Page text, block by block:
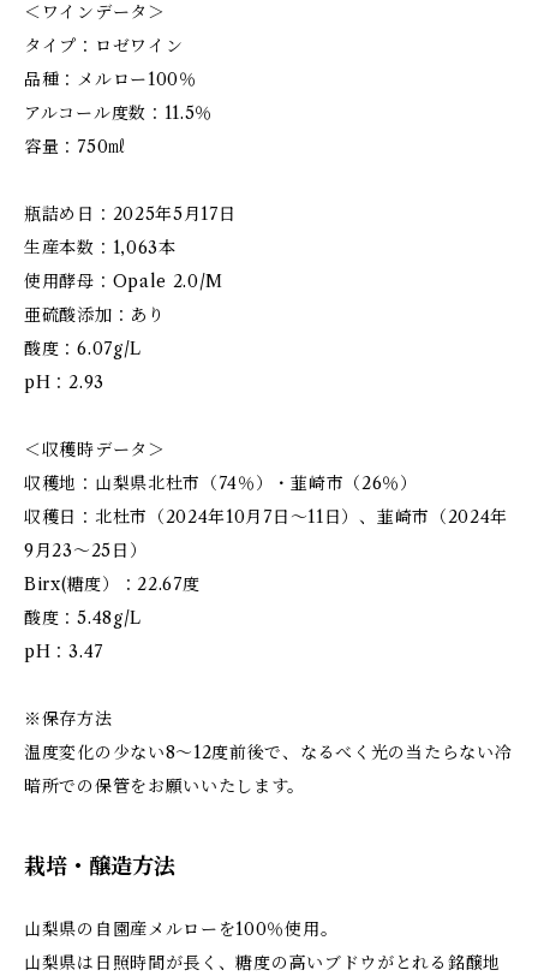
＜ワインデータ＞
タイプ：ロゼワイン
品種：メルロー100％
アルコール度数：11.5％
容量：750㎖
瓶詰め日：2025年5月17日
生産本数：1,063本
使用酵母：Opale 2.0/M
亜硫酸添加：あり
酸度：6.07g/L
pH：2.93
＜収穫時データ＞
収穫地：山梨県北杜市（74％）・韮崎市（26％）
収穫日：北杜市（2024年10月7日～11日）、韮崎市（2024年
9月23～25日）
Birx(糖度）：22.67度
酸度：5.48g/L
pH：3.47
※保存方法
温度変化の少ない8～12度前後で、なるべく光の当たらない冷
暗所での保管をお願いいたします。
栽培・醸造方法
山梨県の自園産メルローを100％使用。
山梨県は日照時間が長く、糖度の高いブドウがとれる銘醸地